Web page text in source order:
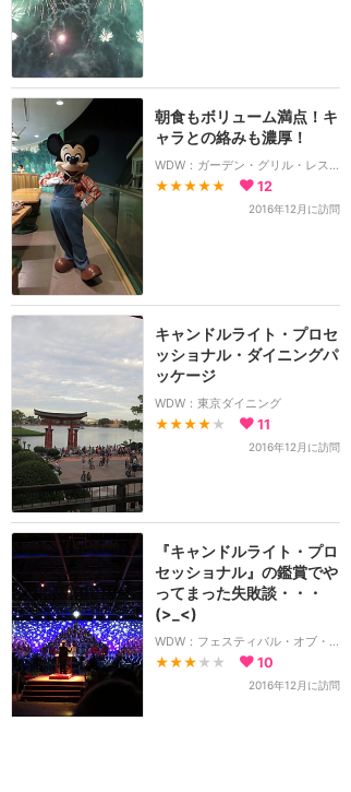
朝食もボリューム満点！キ
ャラとの絡みも濃厚！
WDW：ガーデン・グリル・レストラン
★★★★★ 12
2016年12月に訪問
キャンドルライト・プロセ
ッショナル・ダイニングパ
ッケージ
WDW：東京ダイニング
★★★★ ★ 11
2016年12月に訪問
『キャンドルライト・プロ
セッショナル』の鑑賞でや
ってまった失敗談・・・
(>_<)
WDW：フェスティバル・オブ・ザ・ホリデーズ
★★★ ★★ 10
2016年12月に訪問